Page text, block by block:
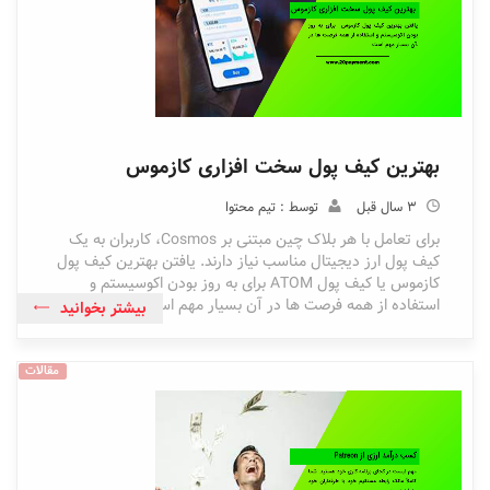
بهترین کیف پول سخت افزاری کازموس
3 سال قبل توسط : تیم محتوا
برای تعامل با هر بلاک چین مبتنی بر Cosmos، کاربران به یک
کیف پول ارز دیجیتال مناسب نیاز دارند. یافتن بهترین کیف پول
کازموس یا کیف پول ATOM برای به روز بودن اکوسیستم و
استفاده از همه فرصت ها در آن بسیار مهم است.بیشتر بخوانید
مقالات